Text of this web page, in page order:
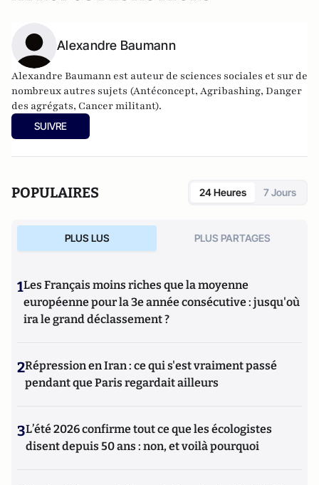
Alexandre Baumann
Alexandre Baumann est auteur de sciences sociales et sur de
nombreux autres sujets (Antéconcept, Agribashing, Danger
des agrégats, Cancer militant).
SUIVRE
POPULAIRES 24 Heures 7 Jours
PLUS LUS PLUS PARTAGES
1Les Français moins riches que la moyenne
européenne pour la 3e année consécutive : jusqu'où
ira le grand déclassement ?
2Répression en Iran : ce qui s'est vraiment passé
pendant que Paris regardait ailleurs
3L’été 2026 confirme tout ce que les écologistes
disent depuis 50 ans : non, et voilà pourquoi